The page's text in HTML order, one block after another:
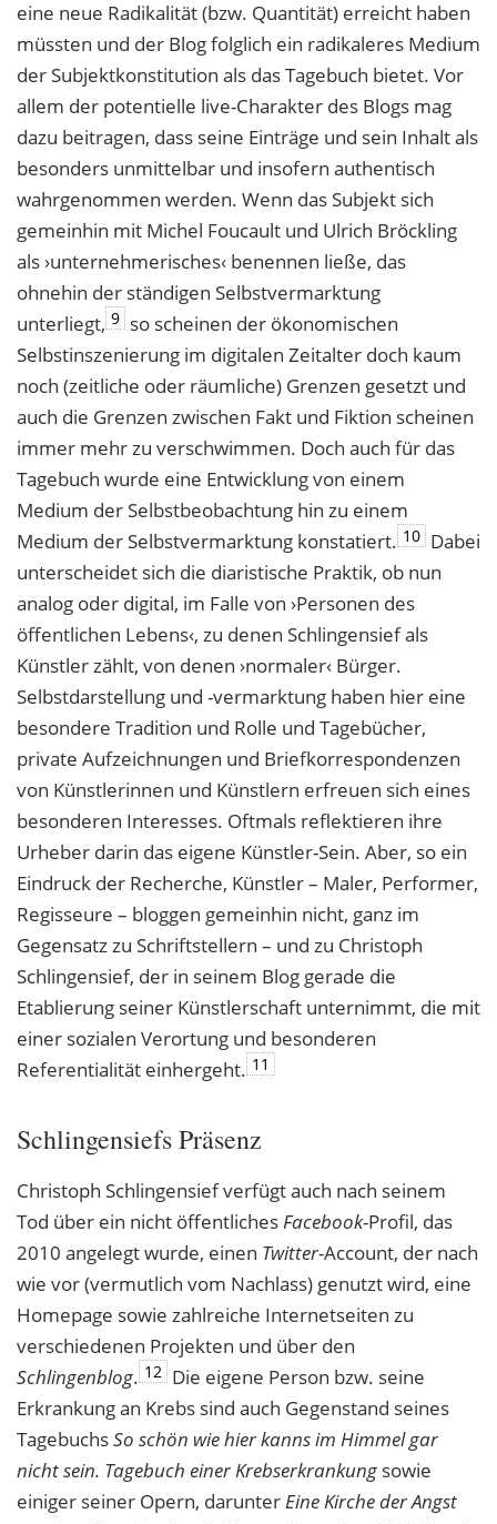
eine neue Radikalität (bzw. Quantität) erreicht haben
müssten und der Blog folglich ein radikaleres Medium
der Subjektkonstitution als das Tagebuch bietet. Vor
allem der potentielle live-Charakter des Blogs mag
dazu beitragen, dass seine Einträge und sein Inhalt als
besonders unmittelbar und insofern authentisch
wahrgenommen werden. Wenn das Subjekt sich
gemeinhin mit Michel Foucault und Ulrich Bröckling
als ›unternehmerisches‹ benennen ließe, das
ohnehin der ständigen Selbstvermarktung
unterliegt, 9 so scheinen der ökonomischen
Selbstinszenierung im digitalen Zeitalter doch kaum
noch (zeitliche oder räumliche) Grenzen gesetzt und
auch die Grenzen zwischen Fakt und Fiktion scheinen
immer mehr zu verschwimmen. Doch auch für das
Tagebuch wurde eine Entwicklung von einem
Medium der Selbstbeobachtung hin zu einem
Medium der Selbstvermarktung konstatiert. 10 Dabei
unterscheidet sich die diaristische Praktik, ob nun
analog oder digital, im Falle von ›Personen des
öffentlichen Lebens‹, zu denen Schlingensief als
Künstler zählt, von denen ›normaler‹ Bürger.
Selbstdarstellung und -vermarktung haben hier eine
besondere Tradition und Rolle und Tagebücher,
private Aufzeichnungen und Briefkorrespondenzen
von Künstlerinnen und Künstlern erfreuen sich eines
besonderen Interesses. Oftmals reflektieren ihre
Urheber darin das eigene Künstler-Sein. Aber, so ein
Eindruck der Recherche, Künstler – Maler, Performer,
Regisseure – bloggen gemeinhin nicht, ganz im
Gegensatz zu Schriftstellern – und zu Christoph
Schlingensief, der in seinem Blog gerade die
Etablierung seiner Künstlerschaft unternimmt, die mit
einer sozialen Verortung und besonderen
Referentialität einhergeht. 11
Schlingensiefs Präsenz
Christoph Schlingensief verfügt auch nach seinem
Tod über ein nicht öffentlichesFacebook-Profil, das
2010 angelegt wurde, einen Twitter-Account, der nach
wie vor (vermutlich vom Nachlass) genutzt wird, eine
Homepage sowie zahlreiche Internetseiten zu
verschiedenen Projekten und über den
Schlingenblog. 12 Die eigene Person bzw. seine
Erkrankung an Krebs sind auch Gegenstand seines
TagebuchsSo schön wie hier kanns im Himmel gar
nicht sein. Tagebuch einer Krebserkrankung sowie
einiger seiner Opern, darunterEine Kirche der Angst